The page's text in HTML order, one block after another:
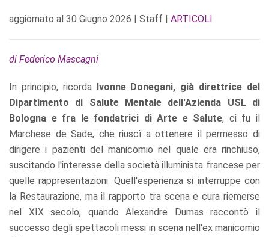
aggiornato al 30 Giugno 2026 | Staff | ARTICOLI
di Federico Mascagni
In principio, ricorda Ivonne Donegani, già direttrice del
Dipartimento di Salute Mentale dell'Azienda USL di
Bologna e fra le fondatrici di Arte e Salute, ci fu il
Marchese de Sade, che riuscì a ottenere il permesso di
dirigere i pazienti del manicomio nel quale era rinchiuso,
suscitando l'interesse della società illuminista francese per
quelle rappresentazioni. Quell'esperienza si interruppe con
la Restaurazione, ma il rapporto tra scena e cura riemerse
nel XIX secolo, quando Alexandre Dumas raccontò il
successo degli spettacoli messi in scena nell'ex manicomio